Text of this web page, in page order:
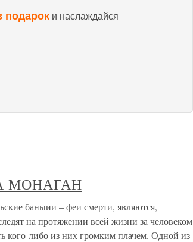
подарок и наслаждайся
МОНАГАН
баныии – феи смерти, являются,
на протяжении всей жизни за человеком
кого-либо из них громким плачем. Одной из